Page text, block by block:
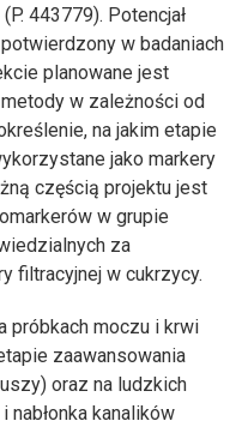
443779). Potencjał
w badaniach
planowane jest
w zależności od
na jakim etapie
jako markery
częścią projektu jest
w grupie
za
filtracyjnej w cukrzycy.
próbkach moczu i krwi
zaawansowania
oraz na ludzkich
nabłonka kanalików